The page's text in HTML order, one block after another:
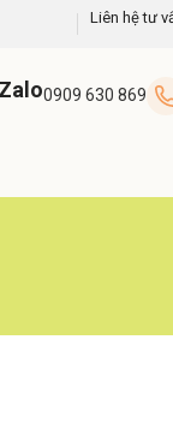
Liên hệ tư
0909 630 869